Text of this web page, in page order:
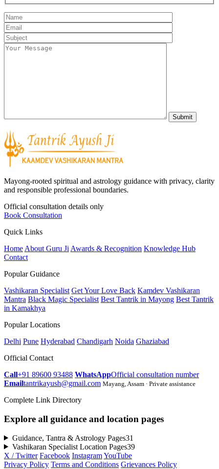
Mayong-rooted spiritual and astrology guidance with privacy, clarity
and responsible professional boundaries.
Official consultation details only
Book Consultation
Quick Links
Home About Guru Ji Awards & Recognition Knowledge Hub
Contact
Popular Guidance
Vashikaran Specialist Get Your Love Back Kamdev Vashikaran
Mantra Black Magic Specialist Best Tantrik in Mayong Best Tantrik
in Kamakhya
Popular Locations
Delhi Pune Hyderabad Chandigarh Noida Ghaziabad
Official Contact
Call+91 89600 93488 WhatsAppOfficial consultation number
Emailtantrikayush@gmail.com Mayang, Assam · Private assistance
Complete Link Directory
Explore all guidance and location pages
Guidance, Tantra & Astrology Pages31
Vashikaran Specialist Location Pages39
X / Twitter Facebook InstagramYouTube
Privacy Policy Terms and Conditions Grievances Policy